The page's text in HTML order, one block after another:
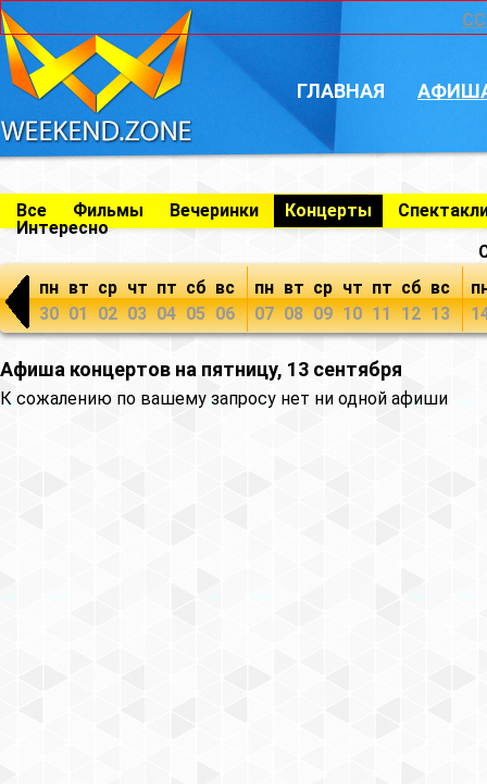
ГЛАВНАЯ
Все Фильмы Вечеринки Концерты
Интересно
пн
30
вт
01
ср
02
чт
03
пт
04
сб
05
вс
06
пн
07
вт
08
ср
09
чт
10
пт
11
сб
12
вс
13
Афиша концертов на пятницу, 13 сентября
К сожалению по вашему запросу нет ни одной афиши